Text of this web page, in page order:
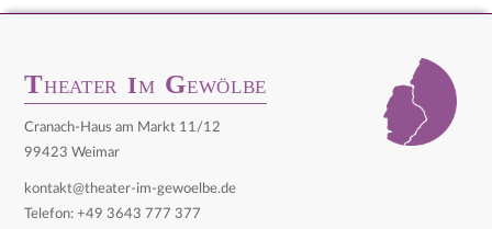
THEATER IM GEWÖLBE
Cranach-Haus am Markt 11/12
99423 Weimar
kontakt@theater-im-gewoelbe.de
Telefon: +49 3643 777 377